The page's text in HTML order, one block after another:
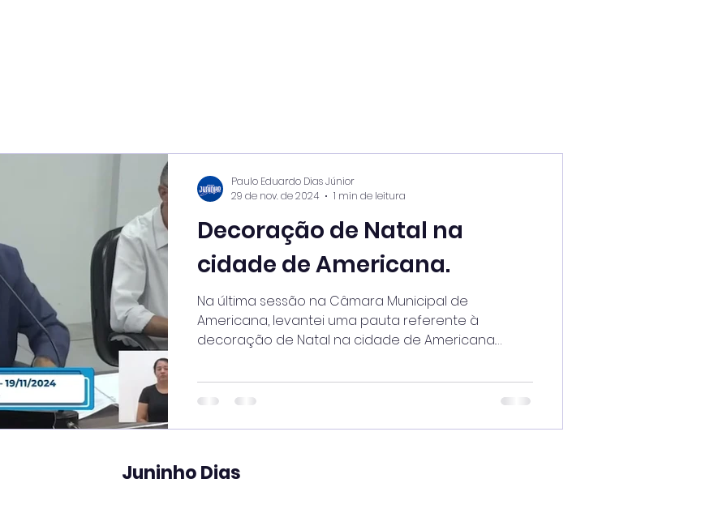
Decoração de Natal na
cidade de Americana.
Na última sessão na Câmara Municipal de
Americana, levantei uma pauta referente à
decoração de Natal na cidade de Americana.
Paulo Eduardo Dias Júnior
29 de nov. de 2024
1 min de leitura
Juninho Dias